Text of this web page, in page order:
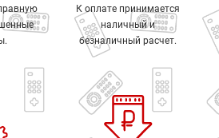
К оплате принимается
наличный и
безналичный расчет.